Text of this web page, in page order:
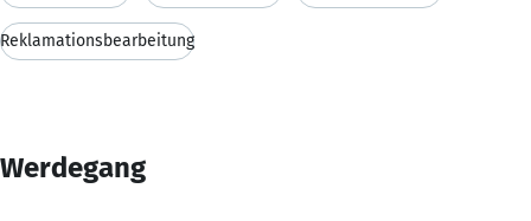
Reklamationsbearbeitung
Werdegang